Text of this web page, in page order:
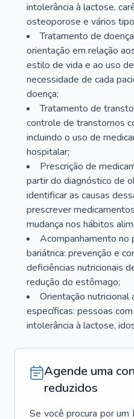
intolerância à lactose,
osteoporose e vários
Tratamento de
orientação em relação
estilo de vida e ao uso
necessidade de cada
doença;
Tratamento de
controle de transtornos
incluindo o uso de
hospitalar;
Prescrição de
partir do diagnóstico de
identificar as causas
prescrever
mudança nos hábitos
Acompanhamento no
bariátrica: prevenção e
deficiências nutricionais
redução do estômago;
Orientação
específicas: pessoas
intolerância à lactose,
Agende uma
reduzidos
Se você procura por um